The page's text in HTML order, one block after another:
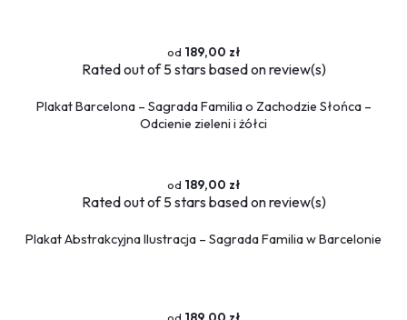
189,00 zł
Ratedout of 5 stars based onreview(s)
Plakat Barcelona – Sagrada Familia o Zachodzie Słońca –
Odcienie zieleni i żółci
189,00 zł
Ratedout of 5 stars based onreview(s)
Plakat Abstrakcyjna Ilustracja – Sagrada Familia w Barcelonie